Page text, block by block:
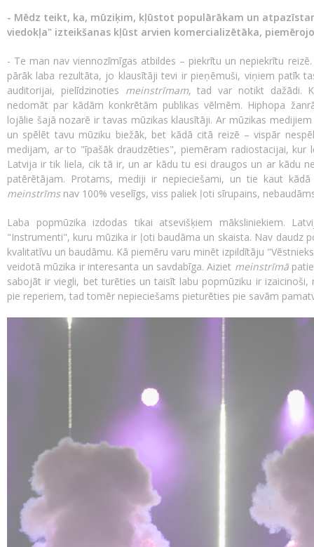
- Mēdz teikt, ka, mūziķim, kļūstot populārākam un
viedokļa" izteikšanas kļūst arvien komercializētāka,
- Te man nav viennozīmīgas atbildes – piekrītu un nepiekrītu
pārāk laba rezultāta, jo klausītāji tevi ir pieņēmuši, viņiem patīk
auditorijai, pielīdzinoties meinstrīmam, tad var notikt dažādi.
nedomāt par kādām konkrētām publikas vēlmēm. Hiphopa
lojālie šajā nozarē ir tavas mūzikas klausītāji. Ar mūzikas
un spēlēt tavu mūziku biežāk, bet kādā citā reizē – vispār
medijam, ar to "īpašāk draudzēties", piemēram radiostacijai, kur
Latvija ir tik liela, cik tā ir, un ar kādu tu esi draugos un ar kādu
patērētājam. Protams, mediji ir nepieciešami, un tie kaut
meinstrīms nav 100% veselīgs, viss paliek ļoti sīrupains,
Laba popmūzika izdodas tikai atsevišķiem māksliniekiem.
"Instrumenti", kuru mūzika ir ļoti baudāma un skaista. Nav daudz
kvalitatīvu un baudāmu. Kā piemēru varu minēt izpildītāju
veidotā mūzika ir interesanta un savdabīga. Aiziet meinstrīmā
sabojāt ir viegli, bet turēties un taisīt labu popmūziku ir
pie reperiem, tad tomēr nepieciešams pieturēties pie savām